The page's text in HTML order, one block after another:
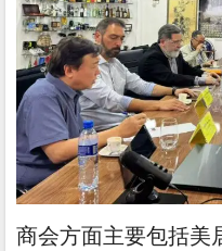
商会方面主要包括